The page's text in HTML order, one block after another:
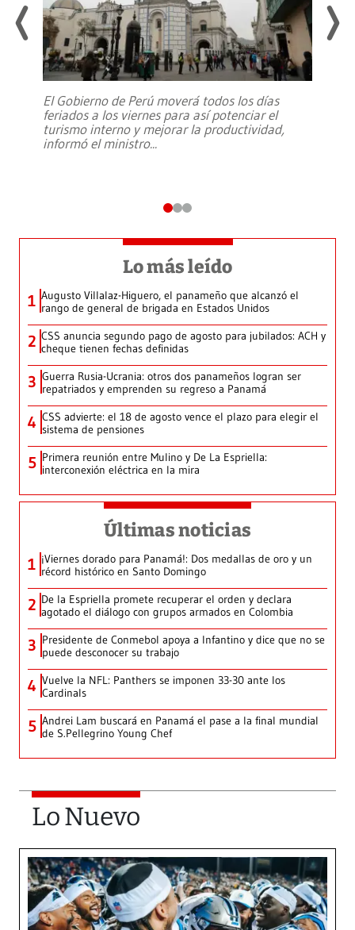
El Gobierno de Perú moverá todos los días
feriados a los viernes para así potenciar el
turismo interno y mejorar la productividad,
informó el ministro...
Lo más leído
1 Augusto Villalaz-Higuero, el panameño que alcanzó el
rango de general de brigada en Estados Unidos
2 CSS anuncia segundo pago de agosto para jubilados: ACH y
cheque tienen fechas definidas
3 Guerra Rusia-Ucrania: otros dos panameños logran ser
repatriados y emprenden su regreso a Panamá
4 CSS advierte: el 18 de agosto vence el plazo para elegir el
sistema de pensiones
5 Primera reunión entre Mulino y De La Espriella:
interconexión eléctrica en la mira
Últimas noticias
1 ¡Viernes dorado para Panamá!: Dos medallas de oro y un
récord histórico en Santo Domingo
2 De la Espriella promete recuperar el orden y declara
agotado el diálogo con grupos armados en Colombia
3 Presidente de Conmebol apoya a Infantino y dice que no se
puede desconocer su trabajo
4 Vuelve la NFL: Panthers se imponen 33-30 ante los
Cardinals
5 Andrei Lam buscará en Panamá el pase a la final mundial
de S.Pellegrino Young Chef
Lo Nuevo